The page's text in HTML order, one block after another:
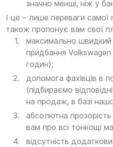
значно менші, ніж у
І це – лише переваги самої
також пропонує вам свої
максимально швидкий
придбання
годин);
допомога фахівців в
(підбираємо
на продаж, в базі
абсолютна
вам про всі тонкощі
відсутність